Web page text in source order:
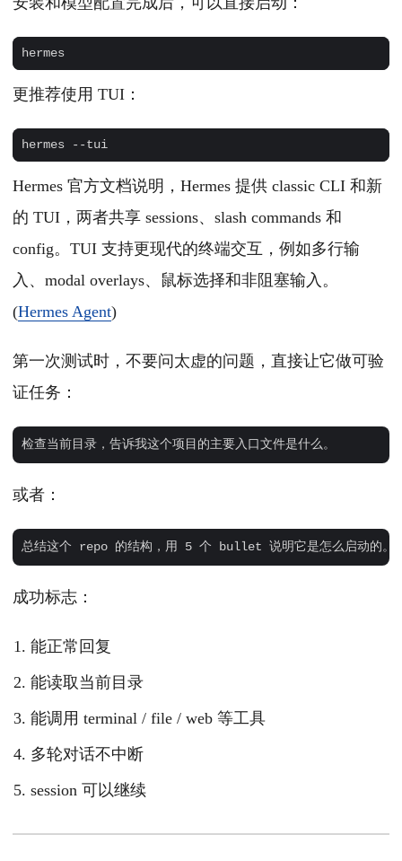
更推荐使用 TUI：
Hermes 官方文档说明，Hermes 提供 classic CLI 和新
的 TUI，两者共享 sessions、slash commands 和
config。TUI 支持更现代的终端交互，例如多行输
入、modal overlays、鼠标选择和非阻塞输入。
(Hermes Agent)
第一次测试时，不要问太虚的问题，直接让它做可验
证任务：
或者：
成功标志：
能正常回复
能读取当前目录
能调用 terminal / file / web 等工具
多轮对话不中断
session 可以继续